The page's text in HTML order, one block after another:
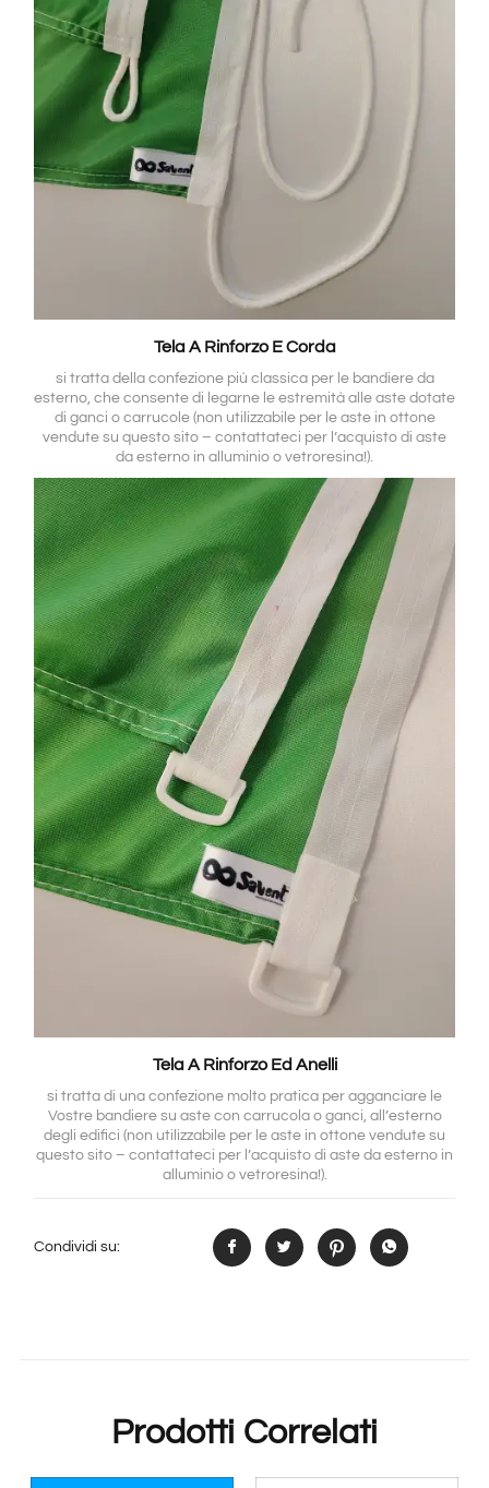
Tela A Rinforzo E Corda
si tratta della confezione più classica per le bandiere da
esterno, che consente di legarne le estremità alle aste dotate
di ganci o carrucole (non utilizzabile per le aste in ottone
vendute su questo sito – contattateci per l’acquisto di aste
da esterno in alluminio o vetroresina!).
Tela A Rinforzo Ed Anelli
si tratta di una confezione molto pratica per agganciare le
Vostre bandiere su aste con carrucola o ganci, all’esterno
degli edifici (non utilizzabile per le aste in ottone vendute su
questo sito – contattateci per l’acquisto di aste da esterno in
alluminio o vetroresina!).
Condividi su:
Prodotti Correlati